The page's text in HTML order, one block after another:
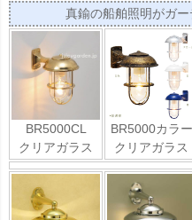
真鍮の船舶照明がガ
BR5000CL
クリアガラス
BR5000カラー
クリアガラス